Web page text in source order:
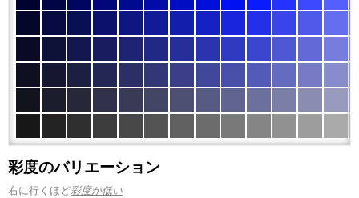
彩度のバリエーション
右に行くほど彩度が低い